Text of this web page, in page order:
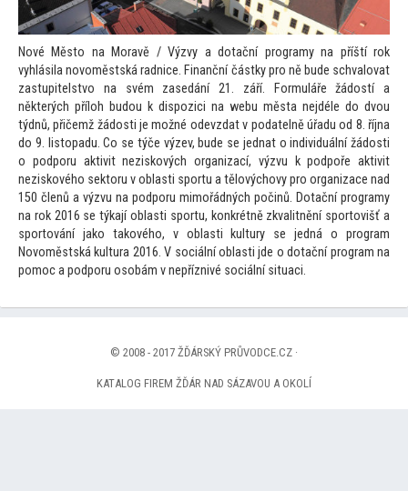
Nové Město na Moravě / Výzvy a dotační programy na příští rok
vyhlásila novoměstská radnice. Finanční částky pro ně bude schvalovat
zastupitelstvo na svém zasedání 21. září. Formuláře žádostí a
některých příloh budou k dispozici na webu města nejdéle do dvou
týdnů, přičemž žádosti je možné odevzdat v podatelně úřadu od 8. října
do 9. listopadu. Co se týče výzev, bude se jednat o individuální žádosti
o podporu aktivit neziskových organizací, výzvu k podpoře aktivit
neziskového sektoru v oblasti sportu a tělovýchovy pro organizace nad
150 členů a výzvu na podporu mimořádných počinů. Dotační programy
na rok 2016 se týkají oblasti sportu, konkrétně zkvalitnění sportovišť a
sportování jako takového, v oblasti kultury se jedná o program
Novoměstská kultura 2016. V sociální oblasti jde o dotační program na
pomoc a podporu osobám v nepříznivé sociální situaci.
© 2008 - 2017 ŽĎÁRSKÝ PRŮVODCE.CZ ·
KATALOG FIREM ŽĎÁR NAD SÁZAVOU A OKOLÍ